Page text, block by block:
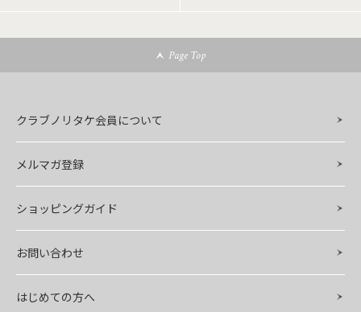
Page Top
クラブノリタケ会員について
メルマガ登録
ショッピングガイド
お問い合わせ
はじめての方へ